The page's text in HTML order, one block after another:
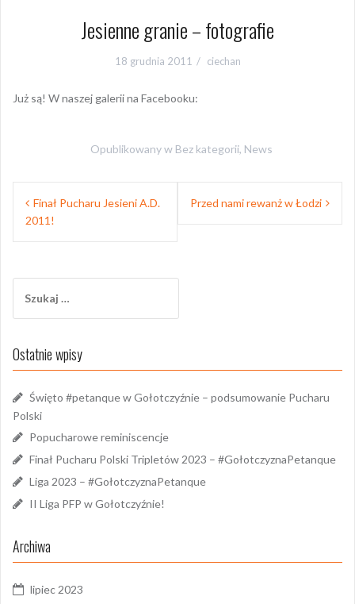
Jesienne granie – fotografie
18 grudnia 2011 ciechan
Już są! W naszej galerii na Facebooku:
Opublikowany w Bez kategorii, News
Nawigacja
wpisu
Finał Pucharu Jesieni A.D.
2011!
Przed nami rewanż w Łodzi
Ostatnie wpisy
Święto #petanque w Gołotczyźnie – podsumowanie Pucharu
Polski
Popucharowe reminiscencje
Finał Pucharu Polski Tripletów 2023 – #GołotczyznaPetanque
Liga 2023 – #GołotczyznaPetanque
II Liga PFP w Gołotczyźnie!
Archiwa
lipiec 2023